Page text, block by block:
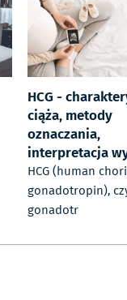
HCG -
ciąża, metody
oznaczania,
interpretacja
HCG (human
gonadotropin),
gonadotr